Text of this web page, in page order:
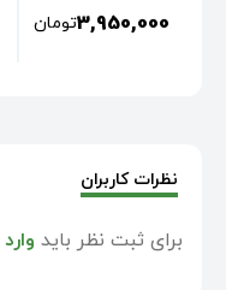
3,950,000تومان
نظرات کاربران
برای ثبت نظر باید وارد